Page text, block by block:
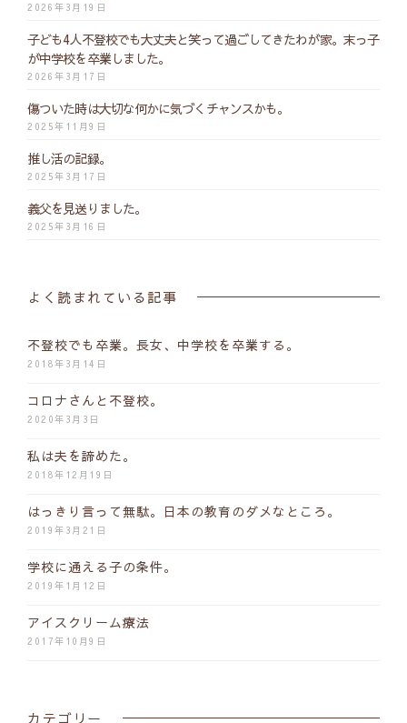
2026年3月19日
子ども4人不登校でも大丈夫と笑って過ごしてきたわが家。末っ子
が中学校を卒業しました。
2026年3月17日
傷ついた時は大切な何かに気づくチャンスかも。
2025年11月9日
推し活の記録。
2025年3月17日
義父を見送りました。
2025年3月16日
よく読まれている記事
不登校でも卒業。長女、中学校を卒業する。
2018年3月14日
コロナさんと不登校。
2020年3月3日
私は夫を諦めた。
2018年12月19日
はっきり言って無駄。日本の教育のダメなところ。
2019年3月21日
学校に通える子の条件。
2019年1月12日
アイスクリーム療法
2017年10月9日
カテゴリー